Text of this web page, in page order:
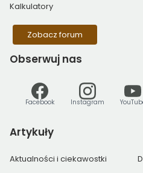
Kalkulatory
Zobacz forum
Obserwuj nas
Facebook Instagram
Artykuły
Aktualności i ciekawostki